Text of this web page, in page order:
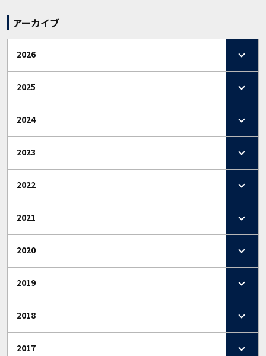
アーカイブ
2026
2025
2024
2023
2022
2021
2020
2019
2018
2017